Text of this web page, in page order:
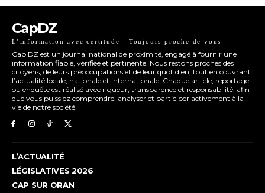
CapDZ
L’information avec certitude - Toujours proche de vous
Cap DZ est un journal national de proximité, engagé à fournir une
information fiable, vérifiée et pertinente. Nous restons proches des
citoyens, de leurs préoccupations et de leur quotidien, tout en couvrant
l’actualité locale, nationale et internationale. Chaque article, reportage
ou enquête est réalisé avec rigueur, transparence et responsabilité, afin
que vous puissiez comprendre, analyser et participer activement à la
vie de notre société.
L’ACTUALITÉ
LÉGISLATIVES 2026
CAP SUR ORAN